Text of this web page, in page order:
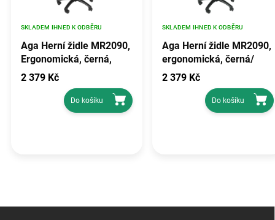
Aga Herní židle MR2090,
Ergonomická, černá,
syntetická kůže, plast,
výška sedu 43-53 cm,
šířka 62 cm
SKLADEM IHNED K ODBĚRU
2 379 Kč
Do košíku
Aga Herní židle MR2090,
ergonomická, černá/
červená, syntetická
kůže, výška sedu 43-53
SKLADEM IHNED K ODBĚRU
2 379 Kč
Do košíku